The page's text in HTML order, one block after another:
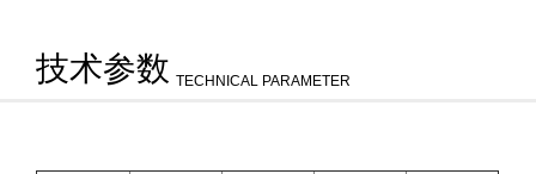
技术参数 TECHNICAL PARAMETER